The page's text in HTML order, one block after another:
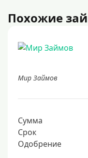
Похожие
Мир Займов
Сумма
Срок
Одобрение